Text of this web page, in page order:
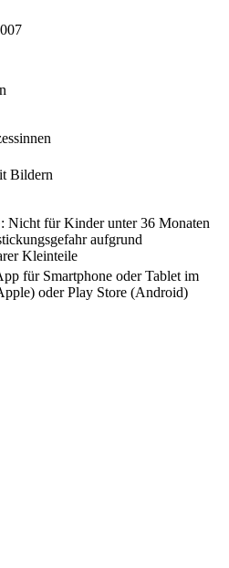
Bildern
für Kinder unter 36 Monaten
aufgrund
Kleinteile
für Smartphone oder Tablet im
oder Play Store (Android)